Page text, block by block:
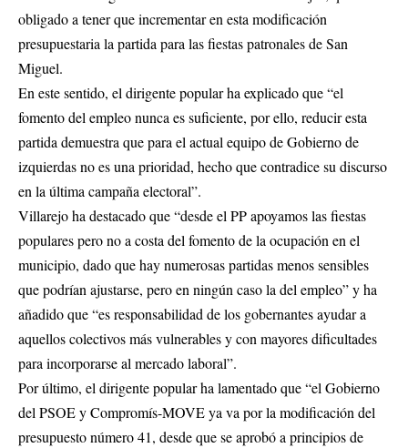
obligado a tener que incrementar en esta modificación
presupuestaria la partida para las fiestas patronales de San
Miguel.
En este sentido, el dirigente popular ha explicado que “el
fomento del empleo nunca es suficiente, por ello, reducir esta
partida demuestra que para el actual equipo de Gobierno de
izquierdas no es una prioridad, hecho que contradice su discurso
en la última campaña electoral”.
Villarejo ha destacado que “desde el PP apoyamos las fiestas
populares pero no a costa del fomento de la ocupación en el
municipio, dado que hay numerosas partidas menos sensibles
que podrían ajustarse, pero en ningún caso la del empleo” y ha
añadido que “es responsabilidad de los gobernantes ayudar a
aquellos colectivos más vulnerables y con mayores dificultades
para incorporarse al mercado laboral”.
Por último, el dirigente popular ha lamentado que “el Gobierno
del PSOE y Compromís-MOVE ya va por la modificación del
presupuesto número 41, desde que se aprobó a principios de